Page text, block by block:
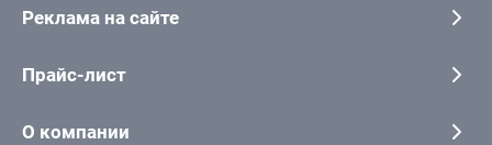
Реклама на сайте
Прайс-лист
О компании